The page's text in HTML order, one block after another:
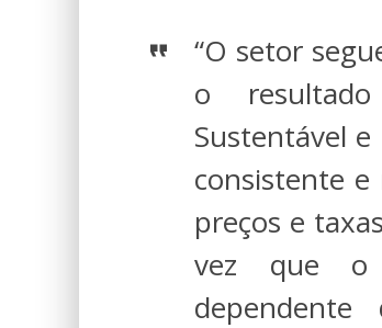
“O setor
o
Sustentável
consistente
preços e
vez que o